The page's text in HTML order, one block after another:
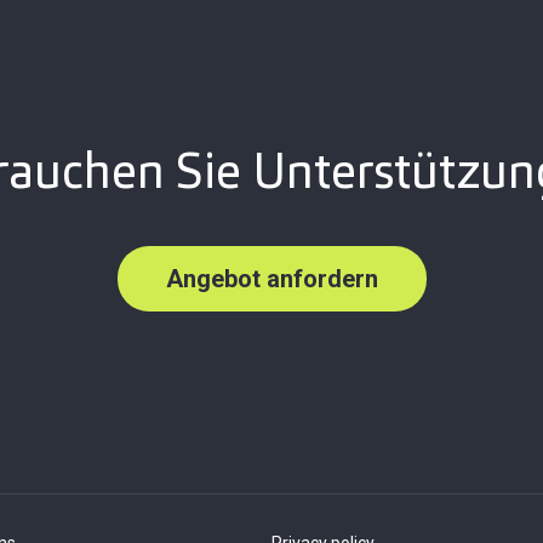
Sie
Angebot anfordern